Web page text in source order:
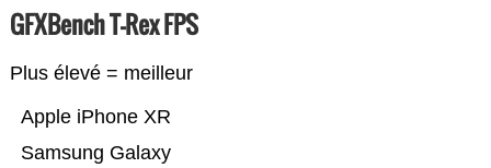
GFXBench T-Rex FPS
Plus élevé = meilleur
Samsung Galaxy
Apple iPhone XR